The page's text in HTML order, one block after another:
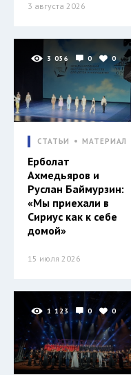
3 августа 2026
3 056 0 0
СТАТЬИ МАТЕРИАЛ
Ерболат
Ахмедьяров и
Руслан Баймурзин:
«Мы приехали в
Сириус как к себе
домой»
15 июля 2026
1 123 0 0